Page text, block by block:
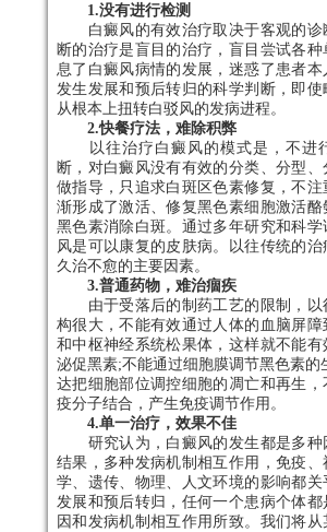
1.没有进行检测
白癜风的有效治疗取决于客观的诊
断的治疗是盲目的治疗，盲目尝试各
息了白癜风病情的发展，迷惑了患者
发生发展和预后转归的科学判断，即
从根本上扭转白驳风的发病进程。
2.快餐疗法，难除积弊
以往治疗白癜风的模式是，不进
断，对白癜风没有有效的分类、分型
做指导，只追求白斑区色素修复，不注
渐形成了激活、修复黑色素细胞激活
黑色素消除白斑。通过多年研究和科学
风是可以康复的皮肤病。以往传统的
久治不愈的主要因素。
3.普通药物，难治痼疾
由于受落后的制药工艺的限制，以
构很大，不能有效通过人体的血脑屏
和中枢神经系统松果体，这样就不能
泌促黑素;不能通过细胞膜调节黑色素的
达把细胞部位调控细胞的凋亡和再生
疫分子结合，产生免疫调节作用。
4.单一治疗，效果不佳
研究认为，白癜风的发生都是多种
结果，多种发病机制相互作用，免疫
学、遗传、物理、人文环境的影响都关
发展和预后转归，任何一个患病个体都
因和发病机制相互作用所致。我们将从